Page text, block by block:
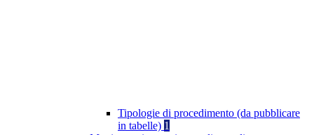
Tipologie di procedimento (da pubblicare
in tabelle) 1